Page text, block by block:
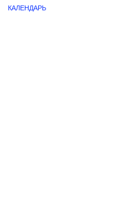
КАЛЕНДАРЬ